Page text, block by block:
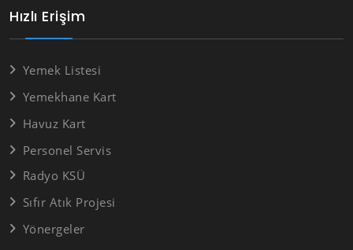
Hızlı Erişim
Yemek Listesi
Yemekhane Kart
Havuz Kart
Personel Servis
Radyo KSÜ
Sıfır Atık Projesi
Yönergeler